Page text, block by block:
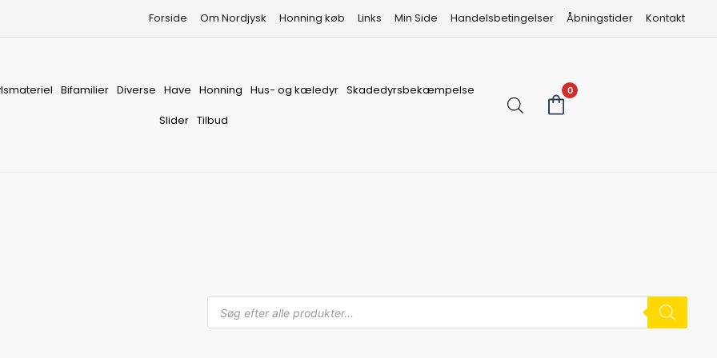
Forside Om Nordjysk Honning køb Links Min Side Handelsbetingelser Åbningstider Kontakt
Bifamilier Diverse Have Honning Hus- og kæledyr Skadedyrsbekæmpelse
Slider Tilbud
0
Produkts
search